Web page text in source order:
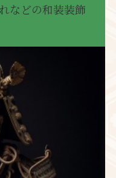
などの和装装飾